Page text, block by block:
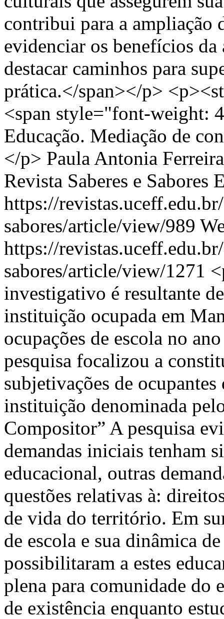
contribui para a ampliação
evidenciar os benefícios da
destacar caminhos para
prática.</span></p>
<span style="font-weight:
Educação. Mediação de
</p> Paula Antonia
Revista Saberes e Sabores
https://
sabores/article/view/989
https://
sabores/article/view/1271
investigativo é resultante
instituição ocupada em
ocupações de escola no
pesquisa focalizou a
subjetivações de ocupantes
instituição denominada
Compositor” A pesquisa
demandas iniciais tenham
educacional, outras
questões relativas à:
de vida do território. Em
de escola e sua dinâmica
possibilitaram a estes
plena para comunidade do
de existência enquanto